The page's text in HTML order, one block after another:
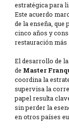
estratégica para
Este acuerdo
de la enseña, que
cinco años y
restauración más
El desarrollo de
de Master
coordina la
supervisa la
papel resulta
sin perder la
en otros países